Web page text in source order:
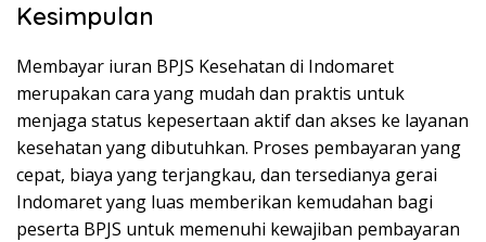
Kesimpulan
Membayar iuran BPJS Kesehatan di Indomaret
merupakan cara yang mudah dan praktis untuk
menjaga status kepesertaan aktif dan akses ke layanan
kesehatan yang dibutuhkan. Proses pembayaran yang
cepat, biaya yang terjangkau, dan tersedianya gerai
Indomaret yang luas memberikan kemudahan bagi
peserta BPJS untuk memenuhi kewajiban pembayaran